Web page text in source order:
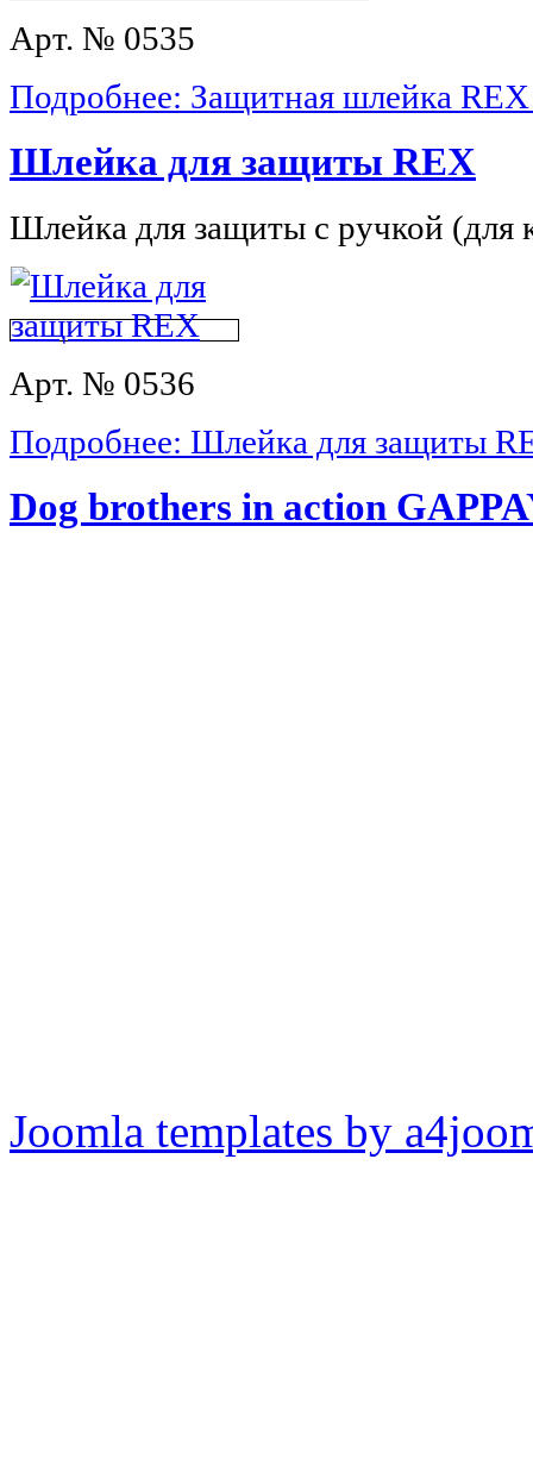
Арт. № 0535
Подробнее: Защитная шлейка
Шлейка для защиты REX
Шлейка для защиты с ручкой (для
Арт. № 0536
Подробнее: Шлейка для защиты
Dog brothers in action
Joomla templates by